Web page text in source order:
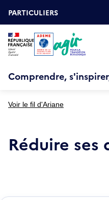
auOUVRIR
LE
MENU
ESPACE
PARTICULIERS
Comprendre,
Voir le fil d'Ariane
Réduire ses